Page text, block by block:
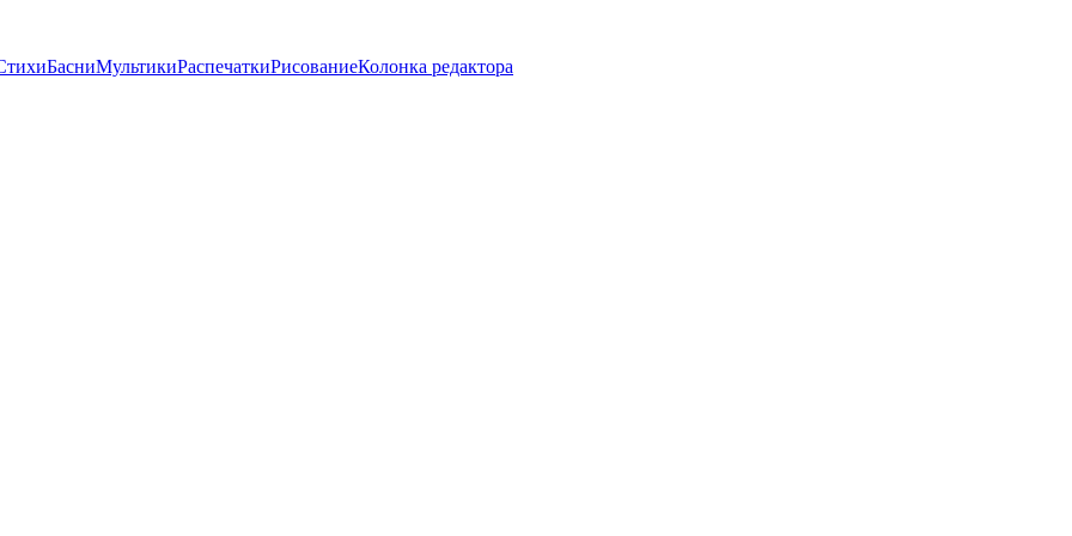
БасниМультикиРаспечаткиРисованиеКолонка редактора